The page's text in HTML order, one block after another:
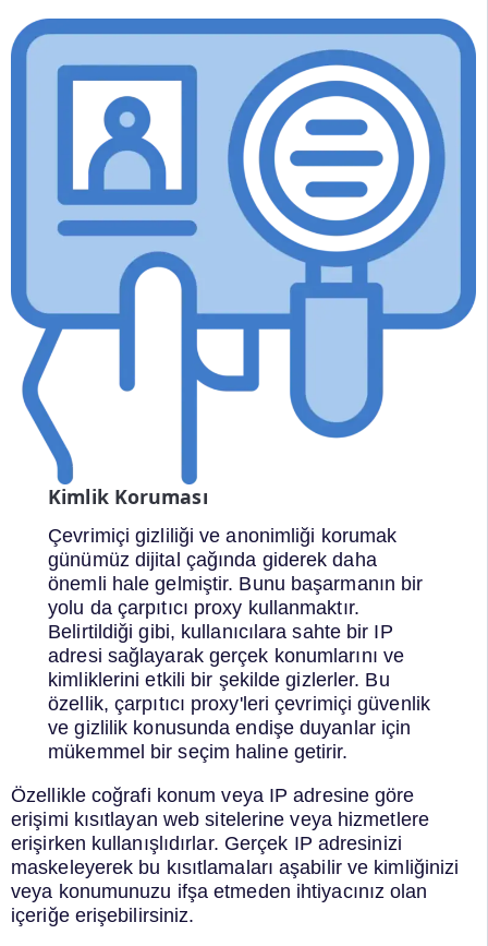
Kimlik Koruması
Çevrimiçi gizliliği ve anonimliği korumak
günümüz dijital çağında giderek daha
önemli hale gelmiştir. Bunu başarmanın bir
yolu da çarpıtıcı proxy kullanmaktır.
Belirtildiği gibi, kullanıcılara sahte bir IP
adresi sağlayarak gerçek konumlarını ve
kimliklerini etkili bir şekilde gizlerler. Bu
özellik, çarpıtıcı proxy'leri çevrimiçi güvenlik
ve gizlilik konusunda endişe duyanlar için
mükemmel bir seçim haline getirir.
Özellikle coğrafi konum veya IP adresine göre
erişimi kısıtlayan web sitelerine veya hizmetlere
erişirken kullanışlıdırlar. Gerçek IP adresinizi
maskeleyerek bu kısıtlamaları aşabilir ve kimliğinizi
veya konumunuzu ifşa etmeden ihtiyacınız olan
içeriğe erişebilirsiniz.